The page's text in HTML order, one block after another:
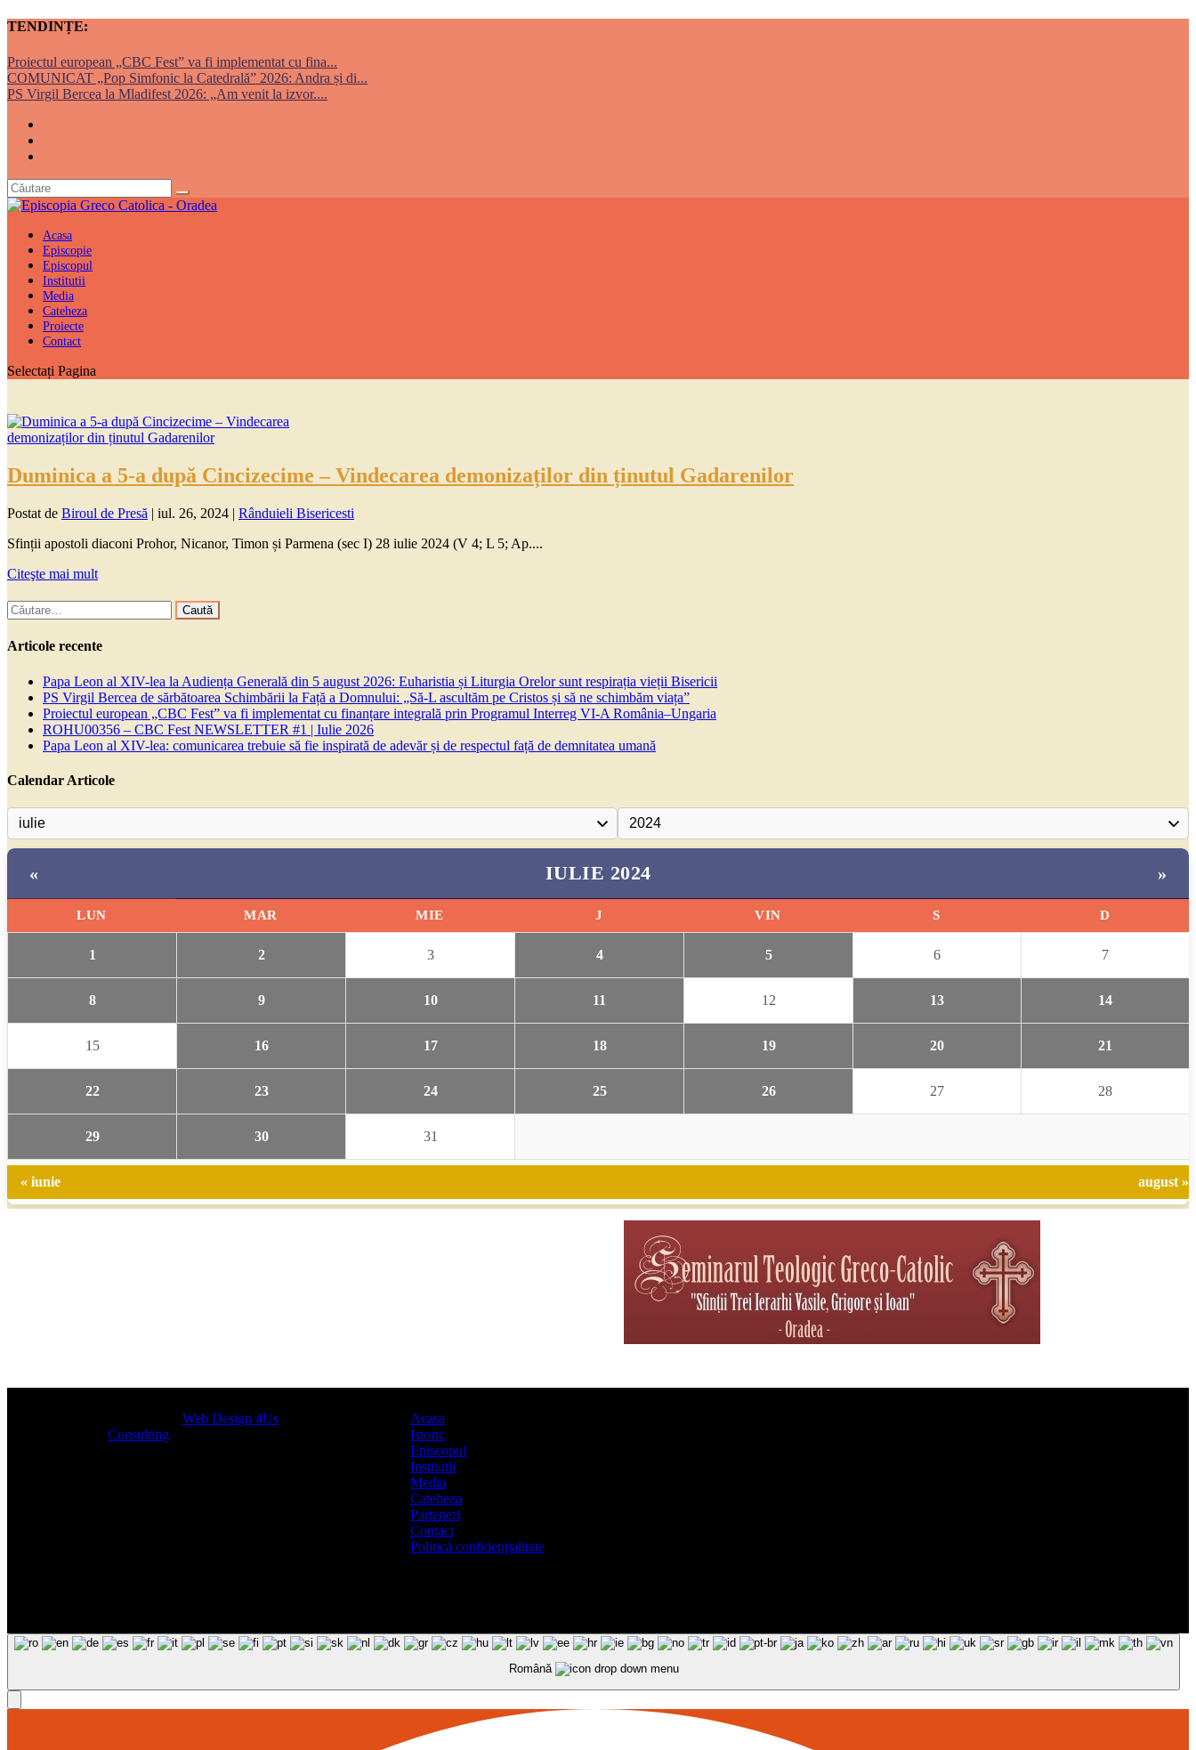
TENDINȚE:
Proiectul european „CBC Fest” va fi implementat cu fina...
COMUNICAT „Pop Simfonic la Catedrală” 2026: Andra și di...
PS Virgil Bercea la Mladifest 2026: „Am venit la izvor....
Acasa
Episcopie
Episcopul
Institutii
Media
Cateheza
Proiecte
Contact
Selectați Pagina
Duminica a 5-a după Cincizecime – Vindecarea demonizaților din ținutul Gadarenilor
Postat de Biroul de Presă | iul. 26, 2024 | Rânduieli Bisericesti
Sfinții apostoli diaconi Prohor, Nicanor, Timon și Parmena (sec I) 28 iulie 2024 (V 4; L 5; Ap....
Citeşte mai mult
Caută
după:
Articole recente
Papa Leon al XIV-lea la Audiența Generală din 5 august 2026: Euharistia și Liturgia Orelor sunt respirația vieții Bisericii
PS Virgil Bercea de sărbătoarea Schimbării la Față a Domnului: „Să-L ascultăm pe Cristos și să ne schimbăm viața”
Proiectul european „CBC Fest” va fi implementat cu finanțare integrală prin Programul Interreg VI-A România–Ungaria
ROHU00356 – CBC Fest NEWSLETTER #1 | Iulie 2026
Papa Leon al XIV-lea: comunicarea trebuie să fie inspirată de adevăr și de respectul față de demnitatea umană
Calendar Articole
« IULIE 2024 »
LUN MAR MIE J VIN S D
1 2 3 4 5 6 7
8 9 10 11 12 13 14
15 16 17 18 19 20 21
22 23 24 25 26 27 28
29 30 31
« iunie august »
Web Design 4Us
Consulting|
Acasa
Istoric
Episcopul
Institutii
Media
Cateheza
Parteneri
Contact
Politică confidențialitate
Română